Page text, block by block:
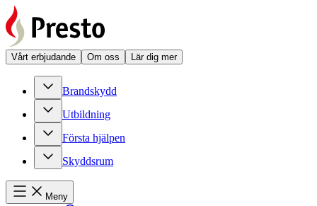
Vårt erbjudande Om oss Lär dig mer
Brandskydd
Utbildning
Första hjälpen
Skyddsrum
Meny